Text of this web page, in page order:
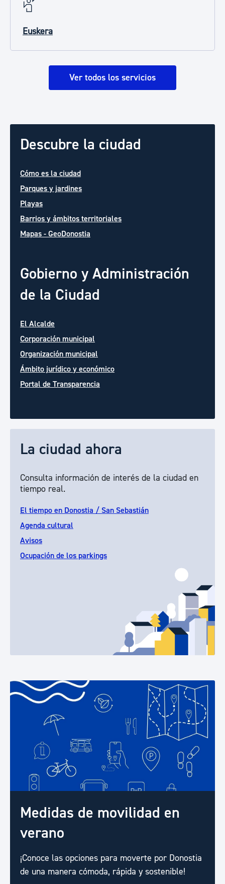
Euskera
Ver todos los servicios
Descubre la ciudad
Cómo es la ciudad
Parques y jardines
Playas
Barrios y ámbitos territoriales
Mapas - GeoDonostia
Gobierno y Administración
de la Ciudad
El Alcalde
Corporación municipal
Organización municipal
Ámbito jurídico y económico
Portal de Transparencia
La ciudad ahora
Consulta información de interés de la ciudad en
tiempo real.
El tiempo en Donostia / San Sebastián
Agenda cultural
Avisos
Ocupación de los parkings
Medidas de movilidad en
verano
¡Conoce las opciones para moverte por Donostia
de una manera cómoda, rápida y sostenible!